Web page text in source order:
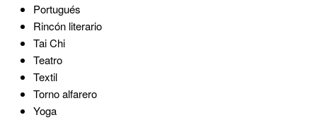
Portugués
Rincón literario
Tai Chi
Teatro
Textil
Torno alfarero
Yoga